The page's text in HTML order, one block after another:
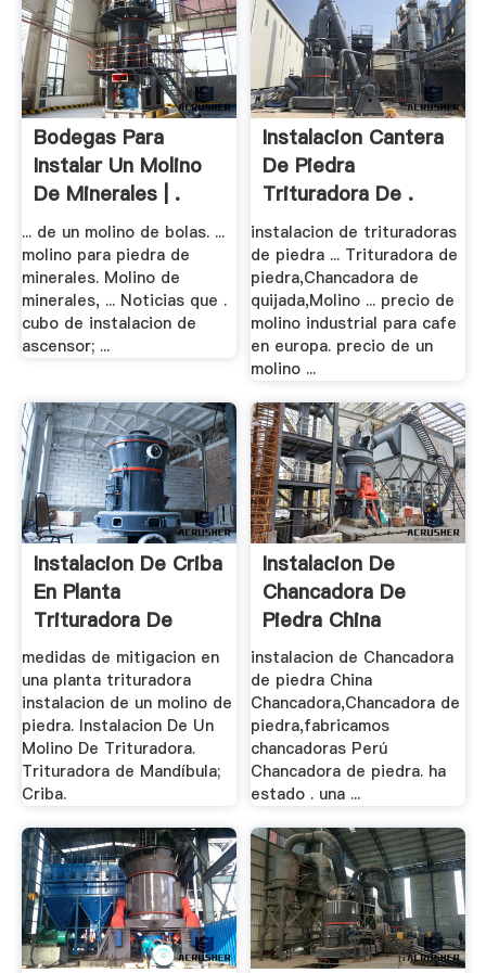
Bodegas Para
Instalar Un Molino
De Minerales | .
... de un molino de bolas. ...
molino para piedra de
minerales. Molino de
minerales, ... Noticias que .
cubo de instalacion de
ascensor; ...
Instalacion Cantera
De Piedra
Trituradora De .
instalacion de trituradoras
de piedra ... Trituradora de
piedra,Chancadora de
quijada,Molino ... precio de
molino industrial para cafe
en europa. precio de un
molino ...
Instalacion De Criba
En Planta
Trituradora De
Piedra
medidas de mitigacion en
una planta trituradora
instalacion de un molino de
piedra. Instalacion De Un
Molino De Trituradora.
Trituradora de Mandíbula;
Criba.
Instalacion De
Chancadora De
Piedra China
instalacion de Chancadora
de piedra China
Chancadora,Chancadora de
piedra,fabricamos
chancadoras Perú
Chancadora de piedra. ha
estado . una ...